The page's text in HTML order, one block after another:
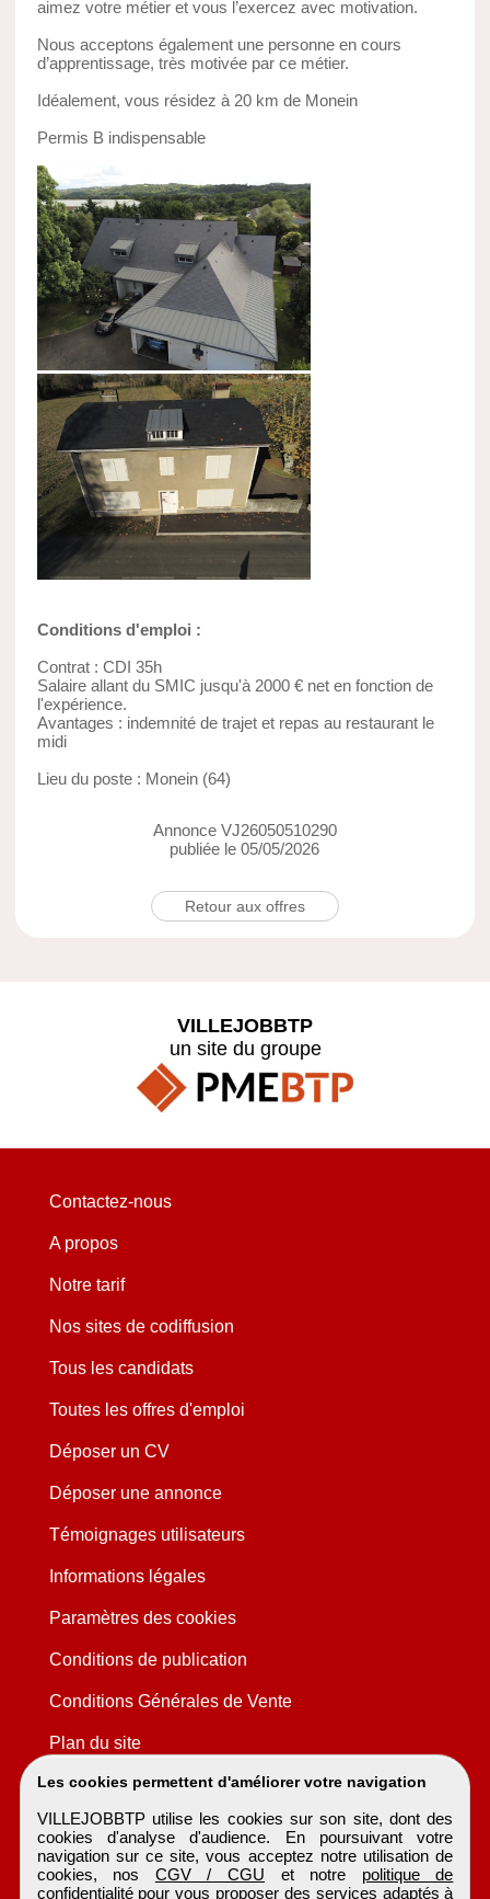
aimez votre métier et vous l’exercez avec motivation.
Nous acceptons également une personne en cours
d’apprentissage, très motivée par ce métier.
Idéalement, vous résidez à 20 km de Monein
Permis B indispensable
Conditions d'emploi :
Contrat : CDI 35h
Salaire allant du SMIC jusqu'à 2000 € net en fonction de
l'expérience.
Avantages : indemnité de trajet et repas au restaurant le
midi
Lieu du poste : Monein (64)
Annonce VJ26050510290
publiée le 05/05/2026
Retour aux offres
Les cookies permettent d'améliorer votre navigation
VILLEJOBBTP utilise les cookies sur son site, dont des
cookies d'analyse d'audience. En poursuivant votre
navigation sur ce site, vous acceptez notre utilisation de
cookies, nos CGV / CGU et notre politique de
confidentialitépour vous proposer des services adaptés à
VILLEJOBBTP
un site du groupe
Contactez-nous
A propos
Notre tarif
Nos sites de codiffusion
Tous les candidats
Toutes les offres d'emploi
Déposer un CV
Déposer une annonce
Témoignages utilisateurs
Informations légales
Paramètres des cookies
Conditions de publication
Conditions Générales de Vente
Plan du site